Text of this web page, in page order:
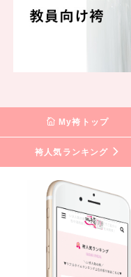
My袴トップ
袴人気ランキング